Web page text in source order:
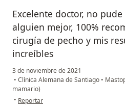
Excelente doctor, no
alguien mejor, 100%
cirugía de pecho y mis
increíbles
3 de noviembre de 2021
• Clínica Alemana de Santiago •
mamario)
• en opinión del usuario Isadora p
Reportar